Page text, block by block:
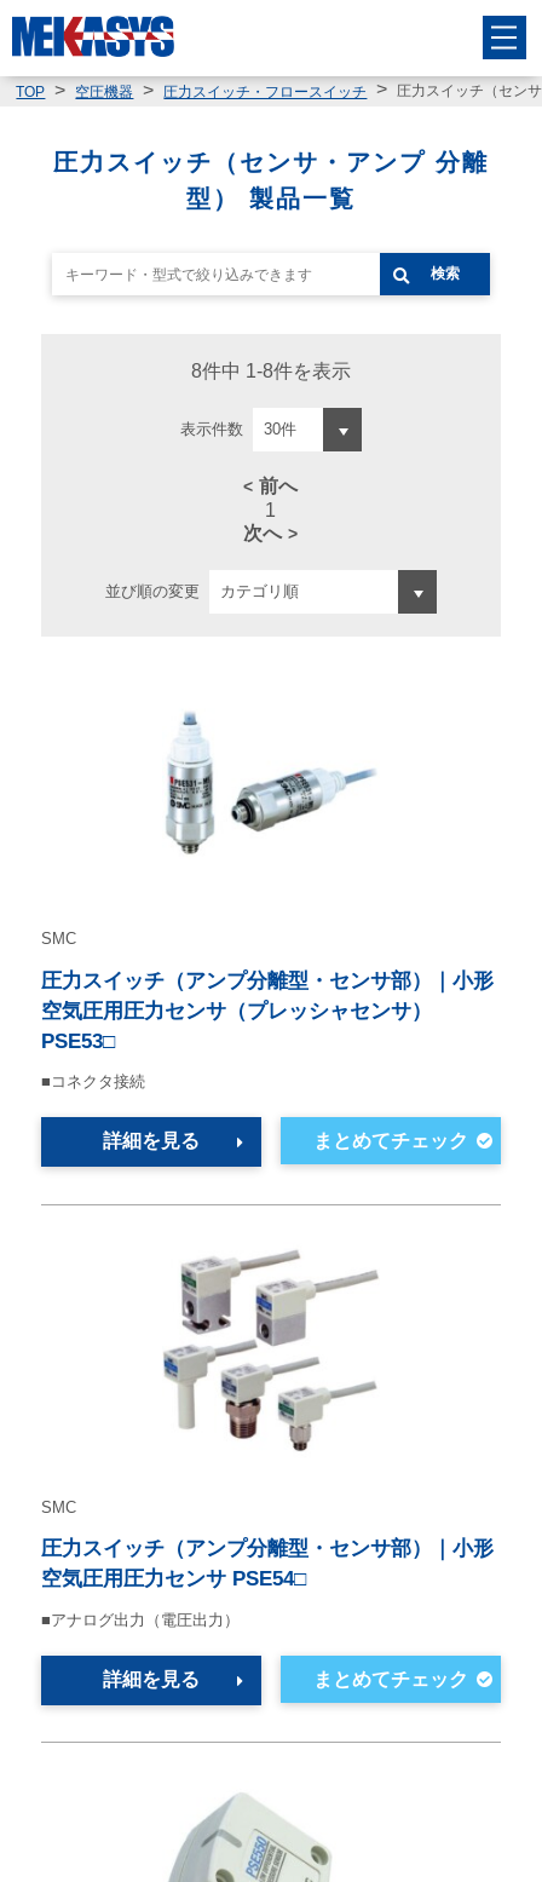
TOP 空圧機器 圧力スイッチ・フロースイッチ 圧力スイッチ（セン
圧力スイッチ（センサ・アンプ 分離
型） 製品一覧
検索
8件中 1-8件を表示
表示件数
前へ
1
次へ
並び順の変更
SMC
圧力スイッチ（アンプ分離型・センサ部）｜小形
空気圧用圧力センサ（プレッシャセンサ）
PSE53□
■コネクタ接続
詳細を見る
SMC
圧力スイッチ（アンプ分離型・センサ部）｜小形
空気圧用圧力センサ PSE54□
■アナログ出力（電圧出力）
詳細を見る